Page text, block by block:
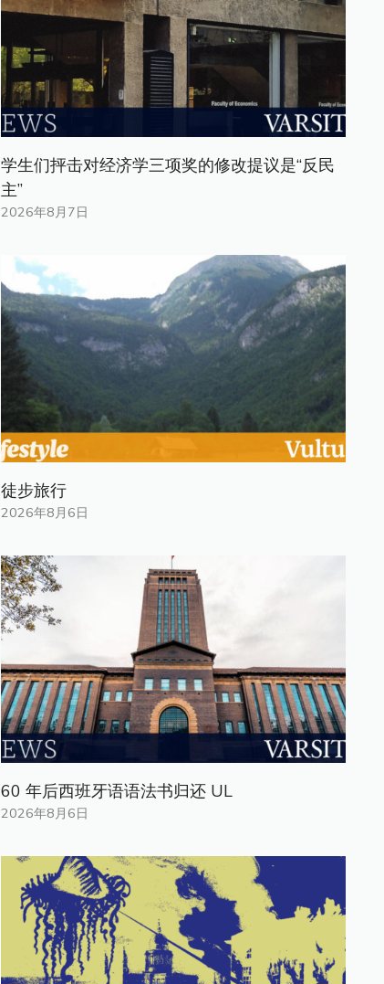
学生们抨击对经济学三项奖的修改提议是“反民
主”
2026年8月7日
徒步旅行
2026年8月6日
60 年后西班牙语语法书归还 UL
2026年8月6日